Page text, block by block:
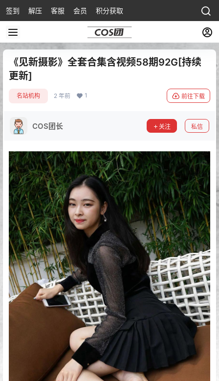
签到 解压 客服 会员 积分获取
《见新摄影》全套合集含视频58期92G[持续
更新]
名站机构 2 年前 1 前往下载
COS团长 关注 私信